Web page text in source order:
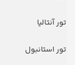
تور آنتالیا
تور استانبول